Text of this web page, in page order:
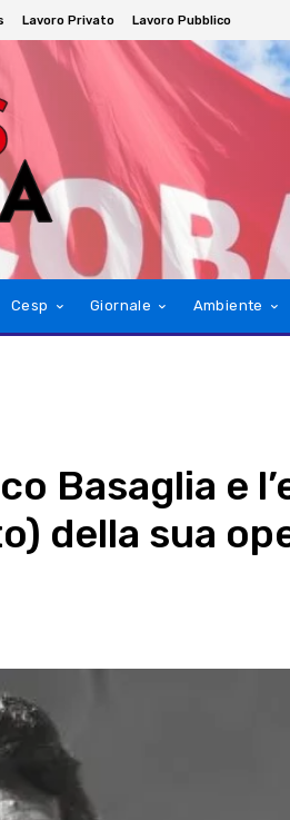
Lavoro Privato Lavoro Pubblico
Cesp Giornale Ambiente
Basaglia e
della sua